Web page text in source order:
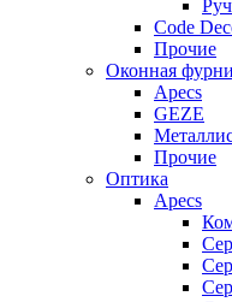
Code
Прочие
Оконная
Apecs
GEZE
Прочие
Оптика
Apecs